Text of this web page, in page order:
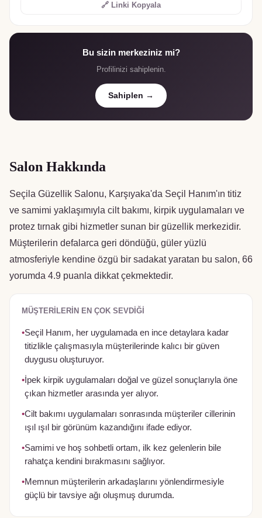
Salon Hakkında
Seçila Güzellik Salonu, Karşıyaka'da Seçil Hanım'ın titiz
ve samimi yaklaşımıyla cilt bakımı, kirpik uygulamaları ve
protez tırnak gibi hizmetler sunan bir güzellik merkezidir.
Müşterilerin defalarca geri döndüğü, güler yüzlü
atmosferiyle kendine özgü bir sadakat yaratan bu salon, 66
yorumda 4.9 puanla dikkat çekmektedir.
MÜŞTERILERIN EN ÇOK SEVDIĞI
•Seçil Hanım, her uygulamada en ince detaylara kadar
titizlikle çalışmasıyla müşterilerinde kalıcı bir güven
duygusu oluşturuyor.
• İpek kirpik uygulamaları doğal ve güzel sonuçlarıyla öne
çıkan hizmetler arasında yer alıyor.
•Cilt bakımı uygulamaları sonrasında müşteriler cillerinin
ışıl ışıl bir görünüm kazandığını ifade ediyor.
•Samimi ve hoş sohbetli ortam, ilk kez gelenlerin bile
rahatça kendini bırakmasını sağlıyor.
•Memnun müşterilerin arkadaşlarını yönlendirmesiyle
güçlü bir tavsiye ağı oluşmuş durumda.
🔗 Linki Kopyala
Bu sizin merkeziniz mi?
Profilinizi sahiplenin.
Sahiplen →